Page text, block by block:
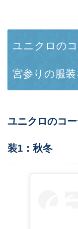
ユニクロの
宮参りの服
ユニクロのコ
装1：秋冬